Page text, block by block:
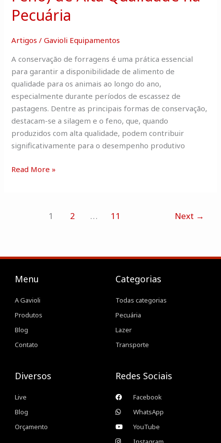
Pecuária
Artigos /Gavioli Equipamentos
A conservação de forragens é uma prática essencial
para garantir a disponibilidade de alimento de
qualidade para os animais ao longo do ano,
especialmente durante períodos de escassez de
pastagens. Dentre as principais formas de conservação,
destacam-se a silagem e o feno, que, quando
produzidos com alta qualidade, podem contribuir
significativamente para o desempenho produtivo
Read More »
1 2 … 11 Next →
Menu
A Gavioli
Produtos
Blog
Contato
Categorias
Todas categorias
Pecuária
Lazer
Transporte
Diversos
Live
Blog
Orçamento
Redes Sociais
Facebook
WhatsApp
YouTube